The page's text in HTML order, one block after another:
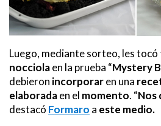
Luego, mediante sorteo, les
nocciolaen la prueba “Mystery
debieron incorporaren una
elaboradaen el momento. “Nos
destacó Formaro a este medio.